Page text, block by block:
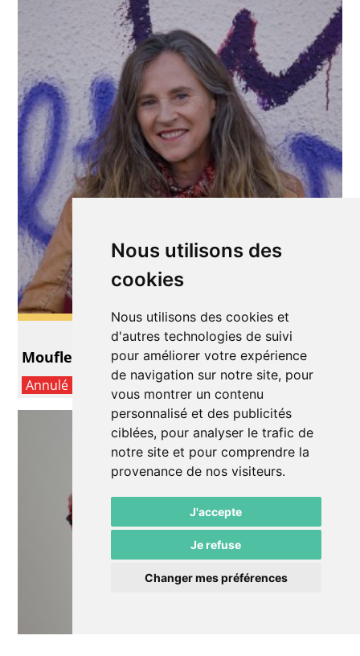
Nous utilisons des
cookies
Nous utilisons des cookies et
d'autres technologies de suivi
pour améliorer votre expérience
de navigation sur notre site, pour
vous montrer un contenu
personnalisé et des publicités
ciblées, pour analyser le trafic de
notre site et pour comprendre la
provenance de nos visiteurs.
J'accepte
Je refuse
Changer mes préférences
Lecture/conte
Moufle
Annulé